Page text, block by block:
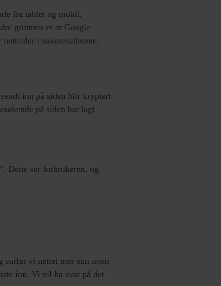
fra tablet og mobil.
grunnen er at Google
i søkeresultatene.
inn på siden blir kryptert
på siden har lagt
Dette ser forbrukeren, og
surfer vi nettet mer enn noen
inn. Vi vil ha svar på det